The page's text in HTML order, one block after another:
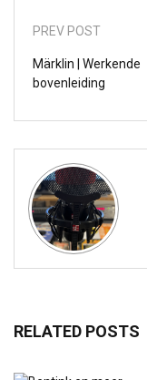
PREV POST
Märklin | Werkende
bovenleiding
RELATED POSTS